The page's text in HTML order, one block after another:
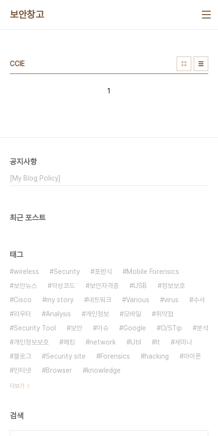
보안창고
CCIE
1
공지사항
[My Blog Policy]
최근 포스트
태그
wireless Security 포렌식
Mobile Forensics
보안뉴스
악성코드 보안자격증 USB
정보보호
Cisco
my story 네트워크 Various virus
수사
라우터
Analysis 개인정보 모바일
취약점
Security Tool
보안 이슈 Google O/STip
분석
개인정보보호
해킹 network Util It
세미나
블로그
Security site Forensics hacking
아이폰
인터넷
Browser knowledge
더보기
검색